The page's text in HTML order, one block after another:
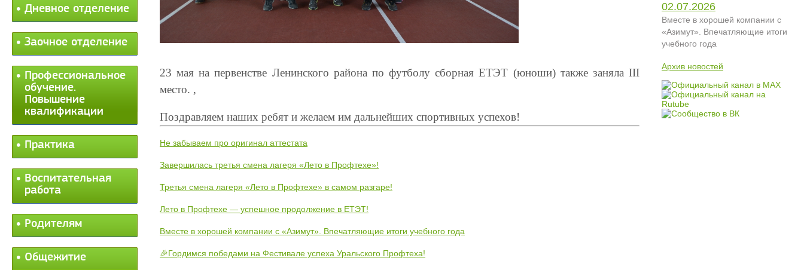
Дневное отделение
Заочное отделение
Профессиональное
обучение.
Повышение
квалификации
Практика
Воспитательная
работа
Родителям
Общежитие
23 мая на первенстве Ленинского района по футболу сборная ЕТЭТ (юноши) также заняла III
место. ,
Поздравляем наших ребят и желаем им дальнейших спортивных успехов!
Не забываем про оригинал аттестата
Завершилась третья смена лагеря «Лето в Профтехе»!
Третья смена лагеря «Лето в Профтехе» в самом разгаре!
Лето в Профтехе — успешное продолжение в ЕТЭТ!
Вместе в хорошей компании с «Азимут». Впечатляющие итоги учебного года
🎉Гордимся победами на Фестивале успеха Уральского Профтеха!
02.07.2026
Вместе в хорошей компании с
«Азимут». Впечатляющие итоги
учебного года
Архив новостей